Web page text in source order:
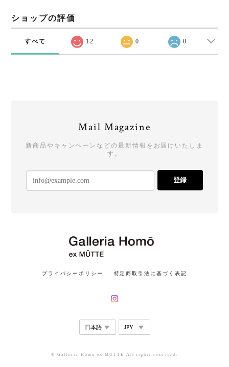
ショップの評価
すべて 12 0 0
Mail Magazine
新商品やキャンペーンなどの最新情報をお届けいたしま
す。
登録
プライバシーポリシー 特定商取引法に基づく表記
© Galleria Homō ex MÜTTE All rights reserved.